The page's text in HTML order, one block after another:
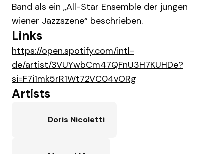
Band als ein „All-Star Ensemble der jungen
wiener Jazzszene“ beschrieben.
Links
https://open.spotify.com/intl-
de/artist/3VUYwbCm47QFnU3H7KUHDe?
si=F7i1mk5rR1Wt72VC04vORg
Artists
Doris Nicoletti